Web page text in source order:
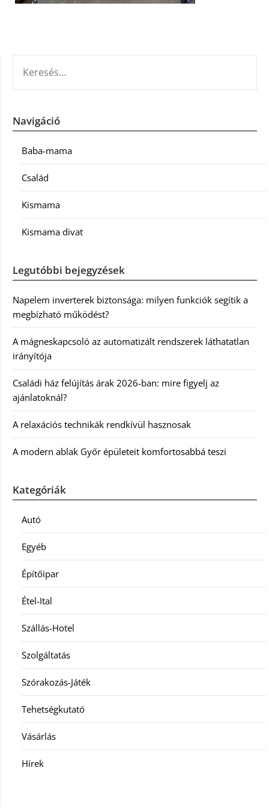
Navigáció
Baba-mama
Család
Kismama
Kismama divat
Legutóbbi bejegyzések
Napelem inverterek biztonsága: milyen funkciók segítik a
megbízható működést?
A mágneskapcsoló az automatizált rendszerek láthatatlan
irányítója
Családi ház felújítás árak 2026-ban: mire figyelj az
ajánlatoknál?
A relaxációs technikák rendkívül hasznosak
A modern ablak Győr épületeit komfortosabbá teszi
Kategóriák
Autó
Egyéb
Építőipar
Étel-Ital
Szállás-Hotel
Szolgáltatás
Szórakozás-Játék
Tehetségkutató
Vásárlás
Hírek